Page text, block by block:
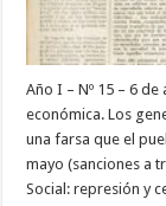
Año I – Nº 15 – 6
económica. Los
una farsa que el
mayo (sanciones a
Social: represión y